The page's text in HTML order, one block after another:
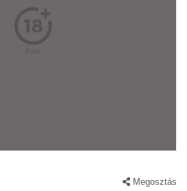
Megosztás